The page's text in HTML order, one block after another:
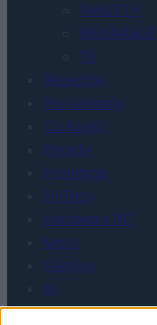
TABLETY
WEARABLE
TV
Recenzje
Porównania
Co kupić
Porady
Promocje
FinTech
Hardware PC
Moto
Gaming
AI
Redakcja